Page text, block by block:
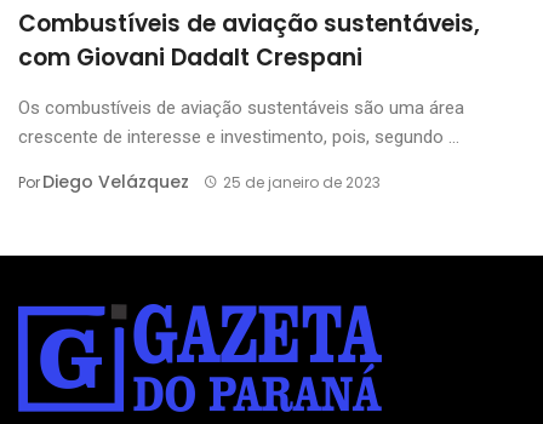
Combustíveis de aviação sustentáveis,
com Giovani Dadalt Crespani
Os combustíveis de aviação sustentáveis são uma área
crescente de interesse e investimento, pois, segundo ...
PorDiego Velázquez 25 de janeiro de 2023